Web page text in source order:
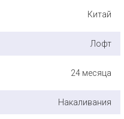
Китай
Лофт
24 месяца
Накаливания